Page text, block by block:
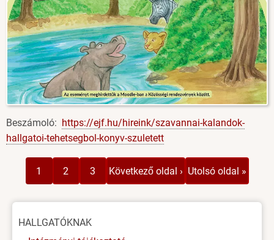
Beszámoló: https://ejf.hu/hireink/szavannai-kalandok-
hallgatoi-tehetsegbol-konyv-szuletett
Oldalszámozás
Jelenlegi
oldal
1 Page
2 Page
3
Következő
oldal
Következő oldal › Utolsó
oldal
Utolsó oldal »
Oldal
HALLGATÓKNAK